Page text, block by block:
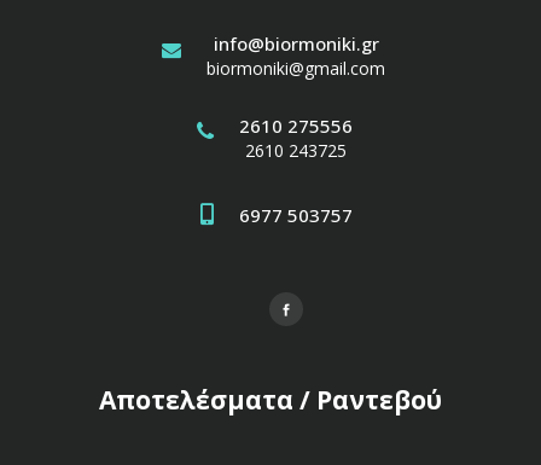
info@biormoniki.gr
biormoniki@gmail.com
2610 275556
2610 243725
6977 503757
Αποτελέσματα / Ραντεβού